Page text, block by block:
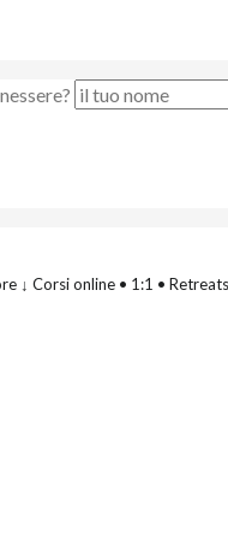
↓ Corsi online • 1:1 •